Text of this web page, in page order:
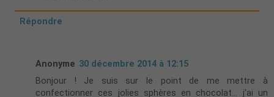
Répondre
Anonyme 30 décembre 2014 à 12:15
Bonjour ! Je suis sur le point de me mettre à
confectionner ces jolies sphères en chocolat... j'ai un